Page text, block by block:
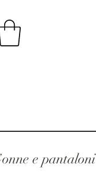
e pantaloni